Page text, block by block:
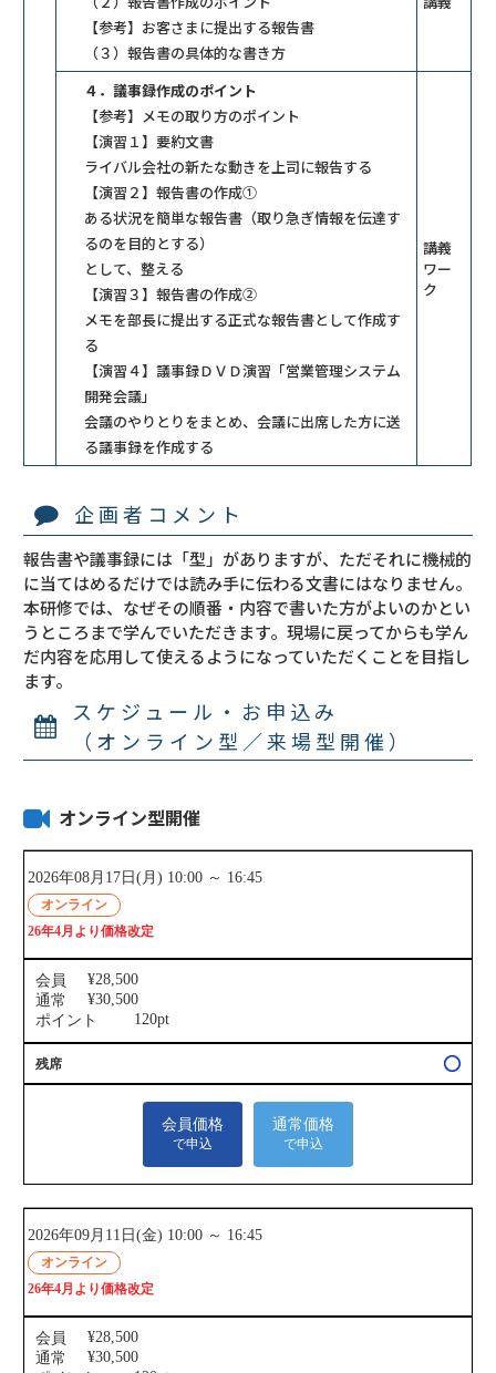
【参考】お客さまに提出する報告書
（３）報告書の具体的な書き方
４．議事録作成のポイント
【参考】メモの取り方のポイント
【演習１】要約文書
ライバル会社の新たな動きを上司に報告する
【演習２】報告書の作成①
ある状況を簡単な報告書（取り急ぎ情報を伝達す
るのを目的とする）
として、整える
【演習３】報告書の作成②
メモを部長に提出する正式な報告書として作成す
る
【演習４】議事録ＤＶＤ演習「営業管理システム
開発会議」
会議のやりとりをまとめ、会議に出席した方に送
る議事録を作成する
講義
ワー
ク
企画者コメント
報告書や議事録には「型」がありますが、ただそれに機械的
に当てはめるだけでは読み手に伝わる文書にはなりません。
本研修では、なぜその順番・内容で書いた方がよいのかとい
うところまで学んでいただきます。現場に戻ってからも学ん
だ内容を応用して使えるようになっていただくことを目指し
ます。
スケジュール・お申込み
（オンライン型／来場型開催）
オンライン型開催